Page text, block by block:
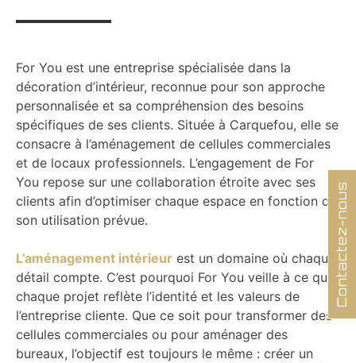
For You est une entreprise spécialisée dans la
décoration d’intérieur, reconnue pour son approche
personnalisée et sa compréhension des besoins
spécifiques de ses clients. Située à Carquefou, elle se
consacre à l’aménagement de cellules commerciales
et de locaux professionnels. L’engagement de For
You repose sur une collaboration étroite avec ses
clients afin d’optimiser chaque espace en fonction de
son utilisation prévue.
L’aménagement intérieur est un domaine où chaque
détail compte. C’est pourquoi For You veille à ce que
chaque projet reflète l’identité et les valeurs de
l’entreprise cliente. Que ce soit pour transformer des
cellules commerciales ou pour aménager des
bureaux, l’objectif est toujours le même : créer un
Contactez-nous